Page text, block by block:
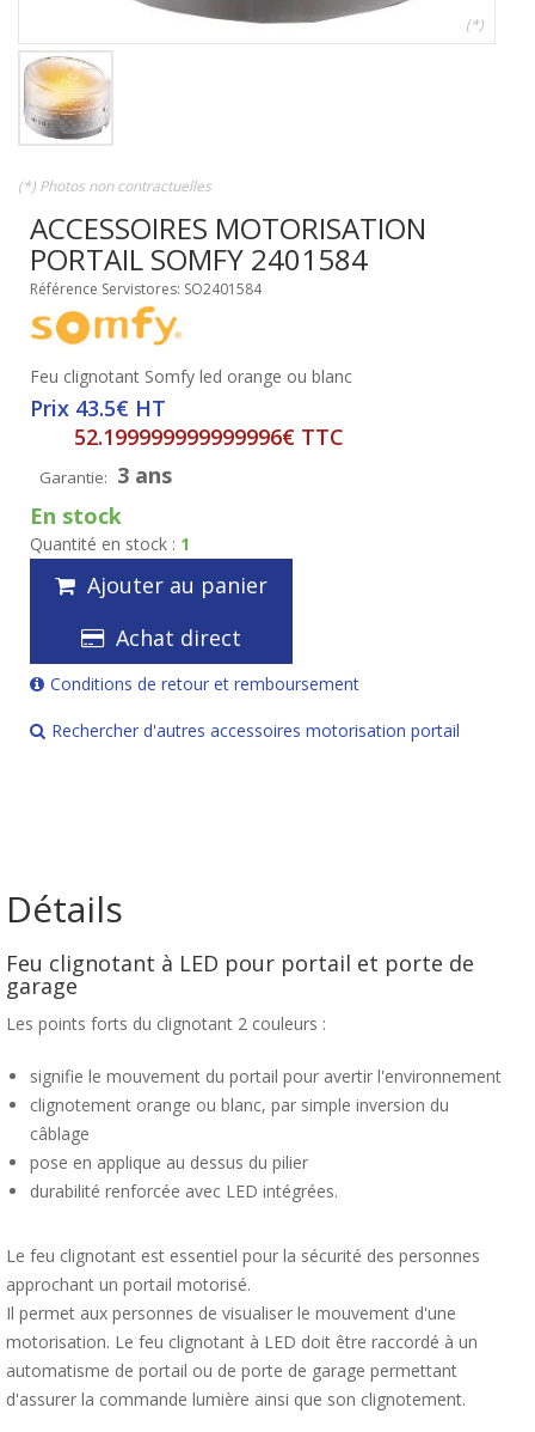
(*)
(*) Photos non contractuelles
ACCESSOIRES MOTORISATION
PORTAIL SOMFY 2401584
Référence Servistores: SO2401584
Feu clignotant Somfy led orange ou blanc
Prix 43.5€ HT
52.199999999999996€ TTC
Garantie: 3 ans
En stock
Quantité en stock : 1
Ajouter au panier
Achat direct
Conditions de retour et remboursement
Rechercher d'autres accessoires motorisation portail
Détails
Feu clignotant à LED pour portail et porte de
garage
Les points forts du clignotant 2 couleurs :
signifie le mouvement du portail pour avertir l'environnement
clignotement orange ou blanc, par simple inversion du
câblage
pose en applique au dessus du pilier
durabilité renforcée avec LED intégrées.
Le feu clignotant est essentiel pour la sécurité des personnes
approchant un portail motorisé.
Il permet aux personnes de visualiser le mouvement d'une
motorisation. Le feu clignotant à LED doit être raccordé à un
automatisme de portail ou de porte de garage permettant
d'assurer la commande lumière ainsi que son clignotement.